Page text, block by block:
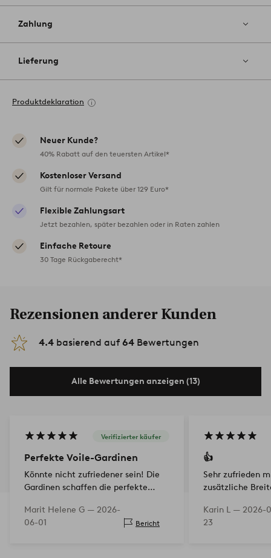
Zahlung
Lieferung
Produktdeklaration
Neuer Kunde?
40% Rabatt auf den teuersten Artikel*
Kostenloser Versand
Gilt für normale Pakete über 129 Euro*
Flexible Zahlungsart
Jetzt bezahlen, später bezahlen oder in Raten zahlen
Einfache Retoure
30 Tage Rückgaberecht*
Rezensionen anderer Kunden
4.4 basierend auf 64 Bewertungen
Alle Bewertungen anzeigen (13)
Verifizierter käufer
Perfekte Voile-Gardinen
Könnte nicht zufriedener sein! Die
Gardinen schaffen die perfekte
dem Einfall von Licht. Die Gardinen
sehen viel exklusiver aus als der
Marit Helene G — 2026-
06-01
Bericht
👍
Sehr zufrieden
zusätzliche
kann selbst
durchkommen
Karin L — 2026-
23